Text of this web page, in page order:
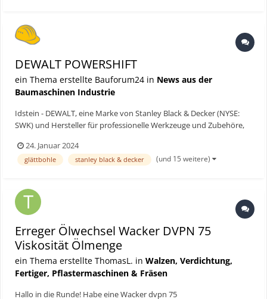
DEWALT POWERSHIFT
ein Thema erstellte Bauforum24 in News aus der
Baumaschinen Industrie
Idstein - DEWALT, eine Marke von Stanley Black & Decker (NYSE:
SWK) und Hersteller für professionelle Werkzeuge und Zubehöre,
Mit dem kabellosen POWERSHIFT™ Sortiment – bestehend aus
Rüttelplatte, Stampfer, Rucksack-Flaschenrüttler, Powerpac...
24. Januar 2024
glättbohle stanley black & decker (und 15 weitere)
Erreger Ölwechsel Wacker DVPN 75
Viskosität Ölmenge
ein Thema erstellte ThomasL. in Walzen, Verdichtung,
Fertiger, Pflastermaschinen & Fräsen
Hallo in die Runde! Habe eine Wacker dvpn 75